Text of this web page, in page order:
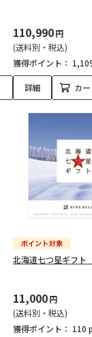
110,990円
(送料別・税込)
獲得ポイント：
詳細 カ
北海道七つ星ギフ
11,000円
(送料別・税込)
獲得ポイント： 110